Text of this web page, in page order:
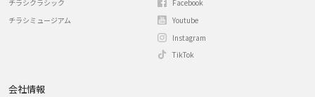
チラシクラシック
チラシミュージアム
Facebook
Youtube
Instagram
TikTok
会社情報